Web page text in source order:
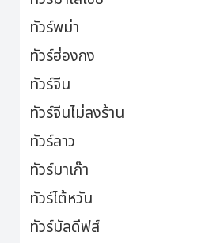
ทัวร์พม่า
ทัวร์ฮ่องกง
ทัวร์จีน
ทัวร์จีนไม่ลงร้าน
ทัวร์ลาว
ทัวร์มาเก๊า
ทัวร์ไต้หวัน
ทัวร์มัลดีฟส์